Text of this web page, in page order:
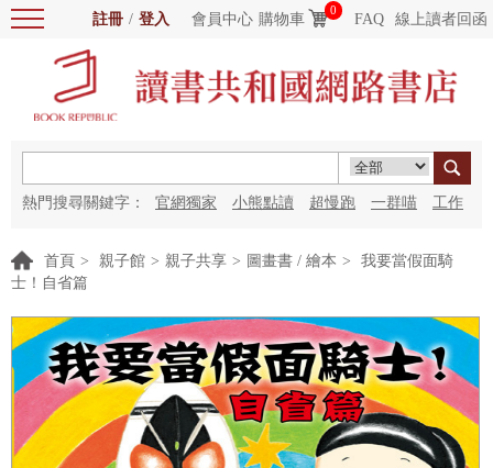
註冊 / 登入 會員中心 購物車
0
FAQ 線上讀者回函
熱門搜尋關鍵字： 官網獨家 小熊點讀 超慢跑 一群喵 工作
首頁 > 親子館 > 親子共享 > 圖畫書 / 繪本 >
我要當假面騎
士！自省篇